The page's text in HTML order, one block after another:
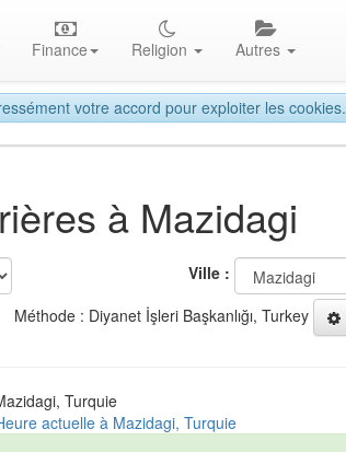
votre accord pour exploiter les cookies.
Finance Religion Autres
à Mazidagi
Ville :
Méthode : Diyanet İşleri Başkanlığı, Turkey
Turquie
actuelle à Mazidagi, Turquie